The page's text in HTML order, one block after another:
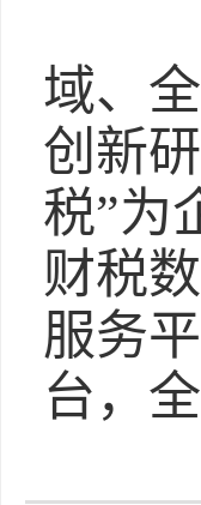
域、
创新
税”为
财税
服务
台，